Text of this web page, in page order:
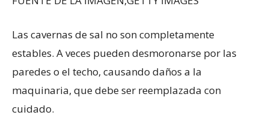
Las cavernas de sal no son completamente
estables. A veces pueden desmoronarse por las
paredes o el techo, causando daños a la
maquinaria, que debe ser reemplazada con
cuidado.